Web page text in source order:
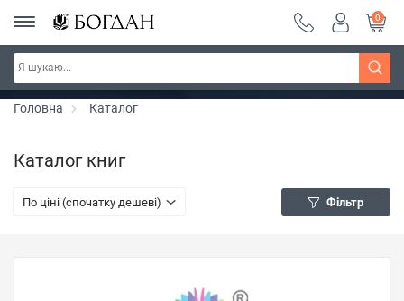
РОЗПРОДАЖ ~ 150 грн ~ 200 грн ~ 250 грн ~
300 грн ~ РОЗПРОДАЖ
Дізнатись більше
0
Головна Каталог
Каталог книг
По ціні (спочатку дешеві) Фільтр